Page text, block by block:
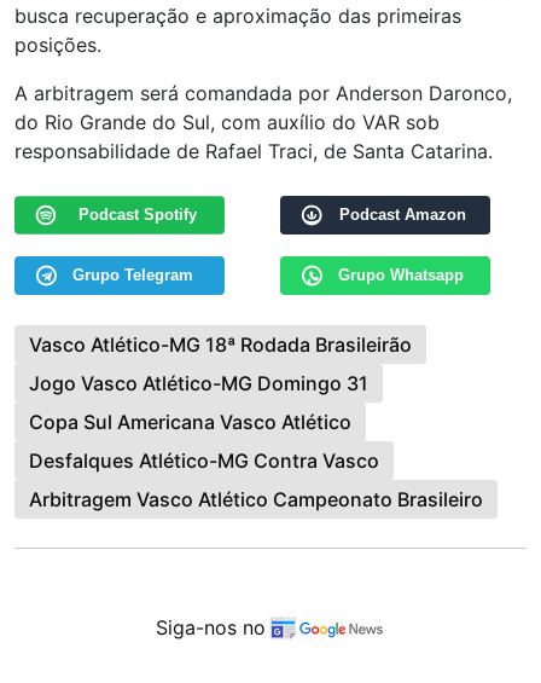
busca recuperação e aproximação das primeiras
posições.
A arbitragem será comandada por Anderson Daronco,
do Rio Grande do Sul, com auxílio do VAR sob
responsabilidade de Rafael Traci, de Santa Catarina.
Podcast Spotify Podcast Amazon
Grupo Telegram Grupo Whatsapp
Vasco Atlético-MG 18ª Rodada Brasileirão
Jogo Vasco Atlético-MG Domingo 31
Copa Sul Americana Vasco Atlético
Desfalques Atlético-MG Contra Vasco
Arbitragem Vasco Atlético Campeonato Brasileiro
Siga-nos no